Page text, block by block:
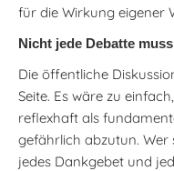
für die Wirkung eigener
Nicht jede Debatte
Die öffentliche
Seite. Es wäre zu
reflexhaft als
gefährlich abzutun. Wer
jedes Dankgebet und